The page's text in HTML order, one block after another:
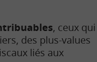
, ceux qui
des plus-values
liés aux